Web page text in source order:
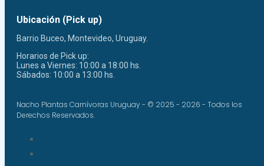
Ubicación (Pick up)
Barrio Buceo, Montevideo, Uruguay.
Horarios de Pick up:
Lunes a Viernes: 10:00 a 18:00 hs.
Sábados: 10:00 a 13:00 hs.
Nacho Plantas Carnívoras Uruguay - © 2025 - 2026 - Todos los
Derechos Reservados.